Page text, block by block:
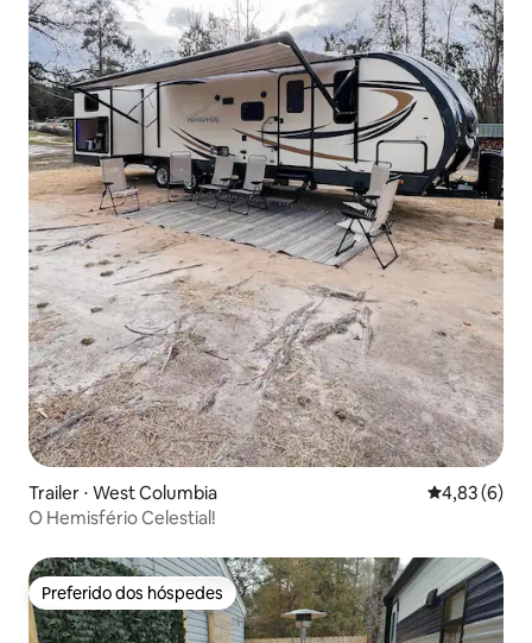
Trailer ⋅ West Columbia 4,83 de uma
4,83 (6)
O Hemisfério Celestial!
Preferido dos hóspedes
Preferido dos hóspedes